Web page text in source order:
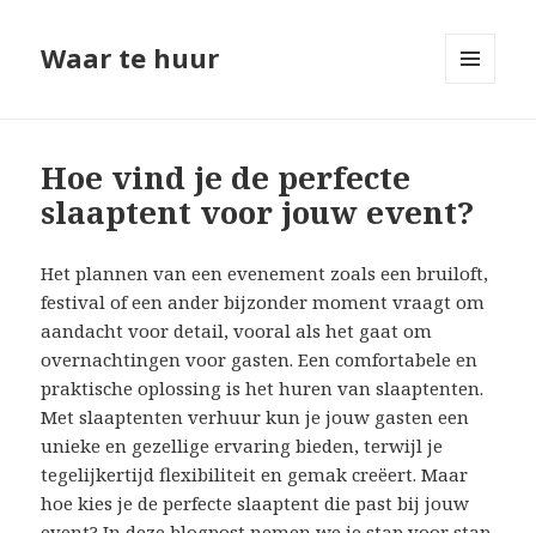
Waar te huur
Hoe vind je de perfecte
slaaptent voor jouw event?
Het plannen van een evenement zoals een bruiloft,
festival of een ander bijzonder moment vraagt om
aandacht voor detail, vooral als het gaat om
overnachtingen voor gasten. Een comfortabele en
praktische oplossing is het huren van slaaptenten.
Met slaaptenten verhuur kun je jouw gasten een
unieke en gezellige ervaring bieden, terwijl je
tegelijkertijd flexibiliteit en gemak creëert. Maar
hoe kies je de perfecte slaaptent die past bij jouw